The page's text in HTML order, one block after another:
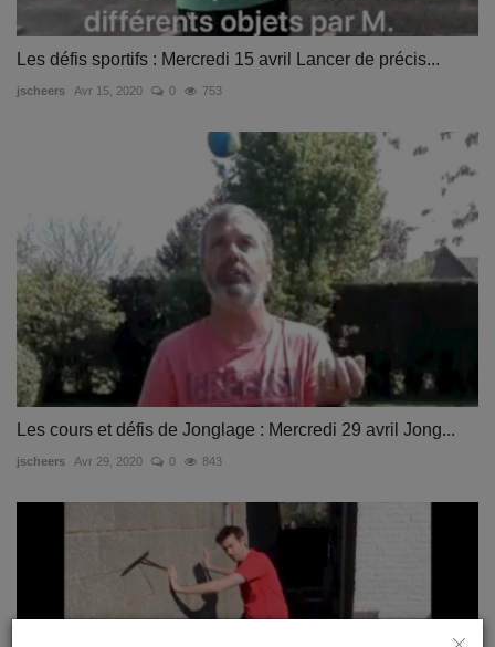
Les défis sportifs : Mercredi 15 avril Lancer de précis...
jscheers Avr 15, 2020 0 753
Les cours et défis de Jonglage : Mercredi 29 avril Jong...
jscheers Avr 29, 2020 0 843